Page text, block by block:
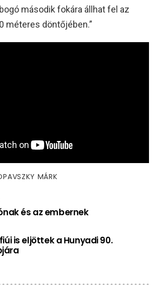
második fokára állhat fel az
méteres döntőjében.”
MÁRK
és az embernek
is eljöttek a Hunyadi 90.